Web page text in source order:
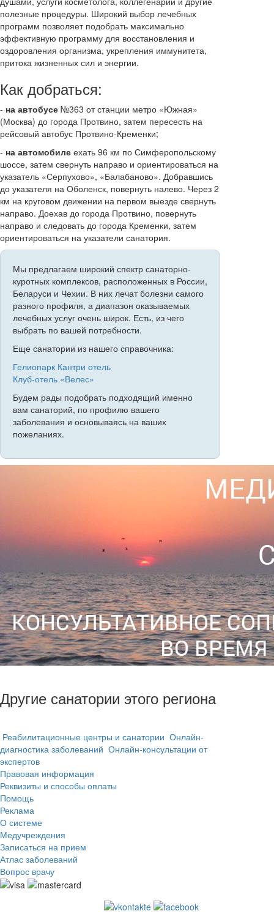
полезные процедуры. Широкий выбор лечебных
программ позволяет подобрать максимально
эффективную программу для восстановления и
оздоровления организма, укрепления иммунитета,
притока жизненных сил и энергии.
Как добраться:
- на автобусе №363 от станции метро «Южная»
(Москва) до города Протвино, затем пересесть на
рейсовый автобус Протвино-Кременки;
- на автомобиле ехать 96 км по Симферопольскому
шоссе, затем свернуть направо и ориентироваться на
указатель «Серпухово», «Балабаново». Добравшись
до указателя на Оболенск, повернуть налево. Через 2
км на круговом движении на первом выезде свернуть
направо. Доехав до города Протвино, повернуть
направо и следовать до города Кременки, затем
ориентироваться на указатели санатория.
Мы предлагаем широкий спектр санаторно-
куротных комплексов, расположенных в России,
Беларуси и Чехии. В них лечат болезни самого
разного профиля, а диапазон оказываемых
лечебных услуг очень широк. Есть, из чего
выбрать по вашей потребности.
Еще санатории из нашего справочника:
Гелиопарк Кантри отель
Клуб-отель «Велес»
Будем рады подобрать подходящий именно
вам санаторий, по профилю вашего
заболевания и основываясь на ваших
пожеланиях.
Другие санатории этого региона
Реабилитационные центры и санатории Онлайн-
диагностика заболеваний Онлайн-консультации от
экспертов
Правовая информация
Реквизиты и способы оплаты
Помощь
Реклама
О системе
Медучреждения
Записаться на прием
Атлас заболеваний
Вопрос врачу